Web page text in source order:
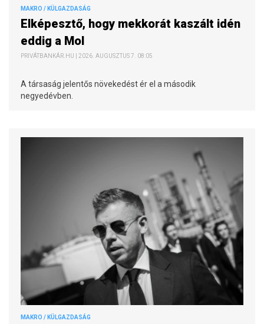
MAKRO / KÜLGAZDASÁG
Elképesztő, hogy mekkorát kaszált idén
eddig a Mol
PRIVÁTBANKÁR.HU | 2026. AUGUSZTUS 7. 08:05
A társaság jelentős növekedést ér el a második
negyedévben.
MAKRO / KÜLGAZDASÁG